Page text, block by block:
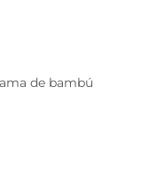
de bambú